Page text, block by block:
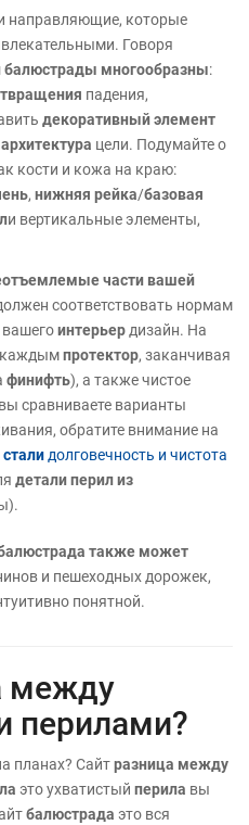
направляющие, которые
Говоря
балюстрады многообразны:
падения,
декоративный элемент
архитектура цели. Подумайте о
кости и кожа на краю:
, нижняя рейка/базовая
и вертикальные элементы,
части вашей
соответствовать нормам
интерьер дизайн. На
каждымпротектор, заканчивая
финифть), а также чистое
сравниваете варианты
обратите внимание на
долговечность и чистота
детали перил из
также может
и пешеходных дорожек,
понятной.
между
перилами?
планах? Сайтразница между
это ухватистый перила вы
балюстрада это вся